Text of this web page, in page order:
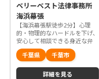
ベリーベスト法律事務所
海浜幕張
【海浜幕張駅徒歩2分】心理
的・物理的なハードルを下げ、
安心して相談できる身近な弁
護士を目指します
千葉県 千葉市
詳細を見る